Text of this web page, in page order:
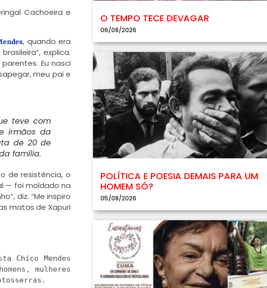
Cachoeira e
, quando era
explica.
Eu nasci
meu pai e
teve com
irmãos da
de 20 de
família.
de resistência, o
— foi moldado na
diz. “Me inspiro
matas de Xapuri
Chico Mendes
mulheres
O TEMPO TECE DEVAGAR
06/08/2026
POLÍTICA E POESIA DEMAIS PARA UM
HOMEM SÓ?
05/08/2026